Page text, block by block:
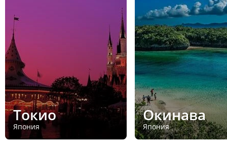
Токио
Япония
Окинава
Япония